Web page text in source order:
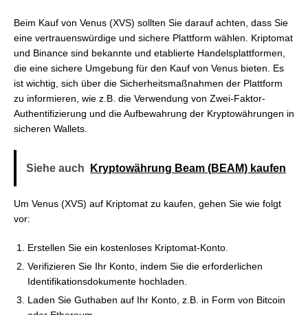
Beim Kauf von Venus (XVS) sollten Sie darauf achten, dass Sie
eine vertrauenswürdige und sichere Plattform wählen. Kriptomat
und Binance sind bekannte und etablierte Handelsplattformen,
die eine sichere Umgebung für den Kauf von Venus bieten. Es
ist wichtig, sich über die Sicherheitsmaßnahmen der Plattform
zu informieren, wie z.B. die Verwendung von Zwei-Faktor-
Authentifizierung und die Aufbewahrung der Kryptowährungen in
sicheren Wallets.
Siehe auch Kryptowährung Beam (BEAM) kaufen
Um Venus (XVS) auf Kriptomat zu kaufen, gehen Sie wie folgt
vor:
Erstellen Sie ein kostenloses Kriptomat-Konto.
Verifizieren Sie Ihr Konto, indem Sie die erforderlichen
Identifikationsdokumente hochladen.
Laden Sie Guthaben auf Ihr Konto, z.B. in Form von Bitcoin